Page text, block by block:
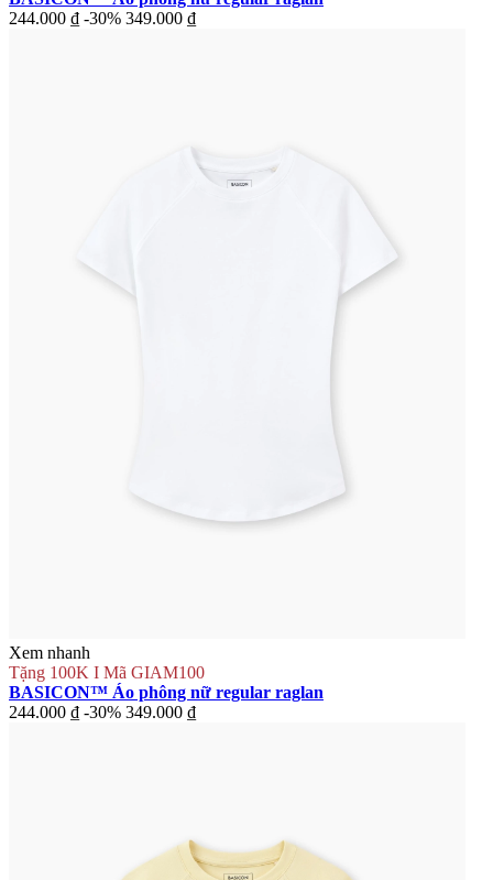
244.000 ₫ -30% 349.000 ₫
Xem nhanh
Tặng 100K I Mã GIAM100
BASICON™ Áo phông nữ regular raglan
244.000 ₫ -30% 349.000 ₫